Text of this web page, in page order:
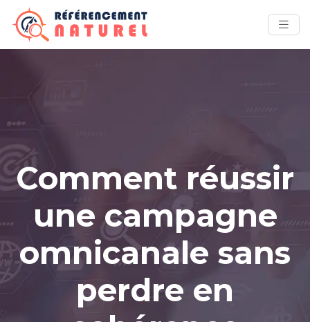
Comment réussir
une campagne
omnicanale sans
perdre en